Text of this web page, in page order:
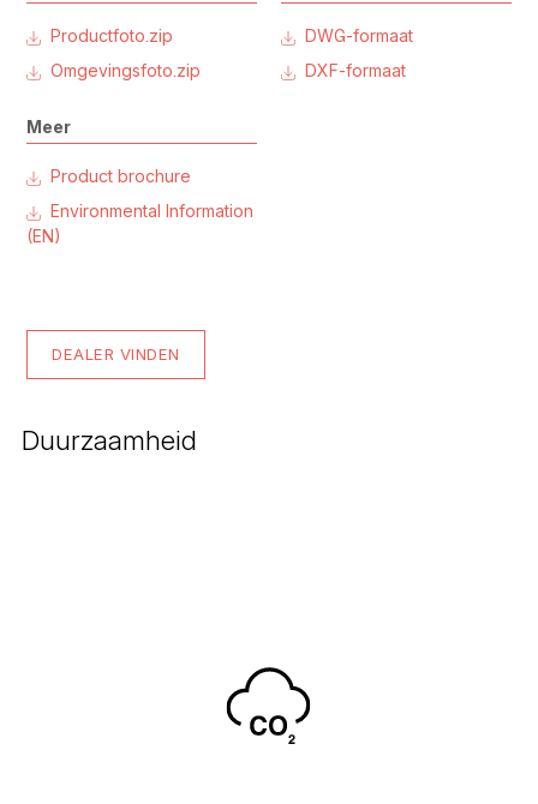
Productfoto.zip
Omgevingsfoto.zip
DWG-formaat
DXF-formaat
Meer
Product brochure
Environmental Information
(EN)
DEALER VINDEN
Duurzaamheid